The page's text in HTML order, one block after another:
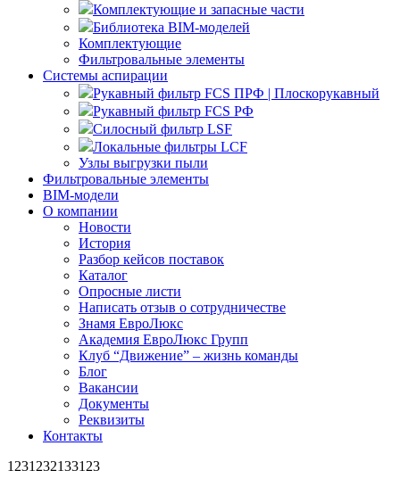
Комплектующие и запасные части
Библиотека BIM-моделей
Комплектующие
Фильтровальные элементы
Системы аспирации
Рукавный фильтр FCS ПРФ | Плоскорукавный
Рукавный фильтр FCS РФ
Силосный фильтр LSF
Локальные фильтры LCF
Узлы выгрузки пыли
Фильтровальные элементы
BIM-модели
О компании
Новости
История
Разбор кейсов поставок
Каталог
Опросные листи
Написать отзыв о сотрудничестве
Знамя ЕвроЛюкс
Академия ЕвроЛюкс Групп
Клуб “Движение” – жизнь команды
Блог
Вакансии
Документы
Реквизиты
Контакты
1231232133123